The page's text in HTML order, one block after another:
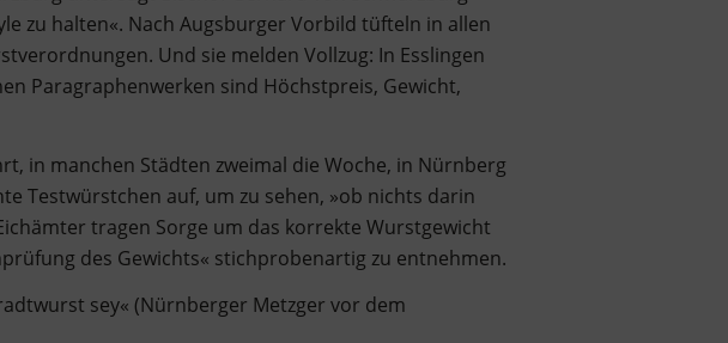
zu halten«. Nach Augsburger Vorbild tüfteln in allen
Und sie melden Vollzug: In Esslingen
Paragraphenwerken sind Höchstpreis, Gewicht,
in manchen Städten zweimal die Woche, in Nürnberg
Testwürstchen auf, um zu sehen, »ob nichts darin
tragen Sorge um das korrekte Wurstgewicht
des Gewichts« stichprobenartig zu entnehmen.
sey« (Nürnberger Metzger vor dem